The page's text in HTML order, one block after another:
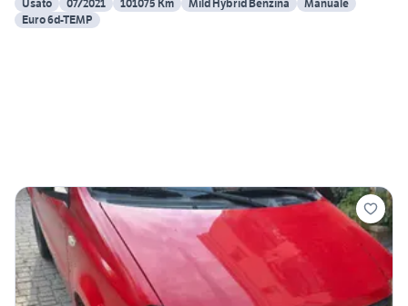
Usato 07/2021 101075 Km Mild Hybrid Benzina
Manuale
Euro 6d-TEMP